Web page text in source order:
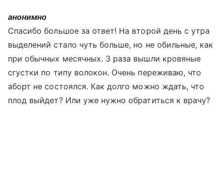
анонимно
Спасибо большое за ответ! На второй день с утра
выделений стало чуть больше, но не обильные, как
при обычных месячных. 3 раза вышли кровяные
сгустки по типу волокон. Очень переживаю, что
аборт не состоялся. Как долго можно ждать, что
плод выйдет? Или уже нужно обратиться к врачу?